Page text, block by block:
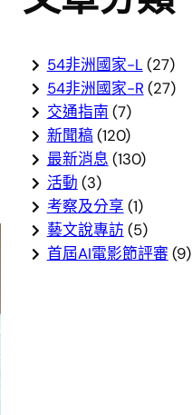
54非洲國家-L(27)
54非洲國家-R (27)
交通指南 (7)
新聞稿 (120)
最新消息 (130)
活動 (3)
考察及分享 (1)
藝文說專訪 (5)
首屆AI電影節評審 (9)